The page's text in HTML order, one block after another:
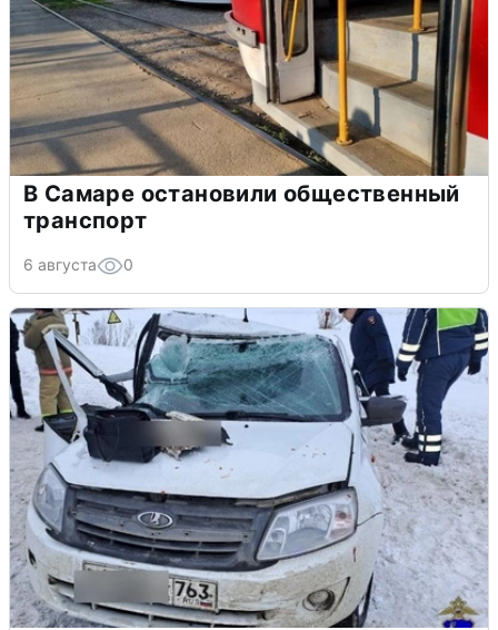
В Самаре остановили общественный
транспорт
6 августа 0